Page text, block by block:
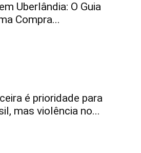
Uberlândia: O Guia
Compra...
é prioridade para
mas violência no...